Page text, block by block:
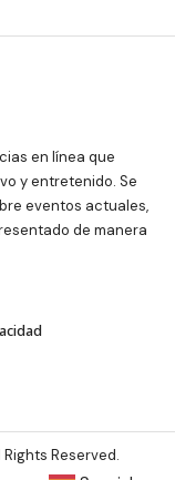
en línea que
y entretenido. Se
eventos actuales,
de manera
Reserved.